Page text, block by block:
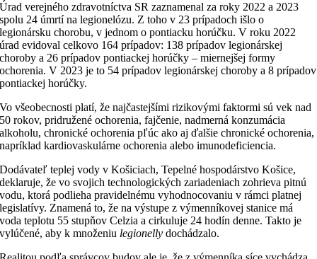
Úrad verejného zdravotníctva SR zaznamenal za roky 2022 a 2023
spolu 24 úmrtí na legionelózu. Z toho v 23 prípadoch išlo o
legionársku chorobu, v jednom o pontiacku horúčku. V roku 2022
úrad evidoval celkovo 164 prípadov: 138 prípadov legionárskej
choroby a 26 prípadov pontiackej horúčky – miernejšej formy
ochorenia. V 2023 je to 54 prípadov legionárskej choroby a 8 prípadov
pontiackej horúčky.
Vo všeobecnosti platí, že najčastejšími rizikovými faktormi sú vek nad
50 rokov, pridružené ochorenia, fajčenie, nadmerná konzumácia
alkoholu, chronické ochorenia pľúc ako aj ďalšie chronické ochorenia,
napríklad kardiovaskulárne ochorenia alebo imunodeficiencia.
Dodávateľ teplej vody v Košiciach, Tepelné hospodárstvo Košice,
deklaruje, že vo svojich technologických zariadeniach zohrieva pitnú
vodu, ktorá podlieha pravidelnému vyhodnocovaniu v rámci platnej
legislatívy. Znamená to, že na výstupe z výmenníkovej stanice má
voda teplotu 55 stupňov Celzia a cirkuluje 24 hodín denne. Takto je
vylúčené, aby k množeniu legionellydochádzalo.